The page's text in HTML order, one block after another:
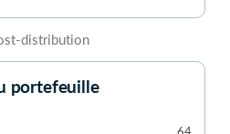
distribution
portefeuille